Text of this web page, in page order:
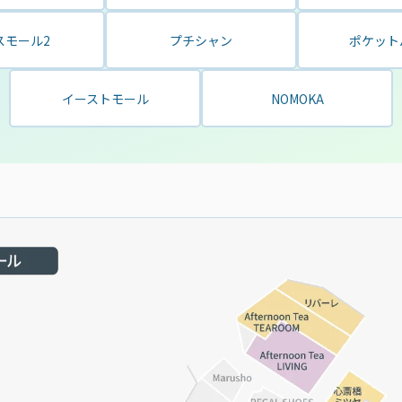
モール2 プチシャン ポケッ
イーストモール NOMOKA